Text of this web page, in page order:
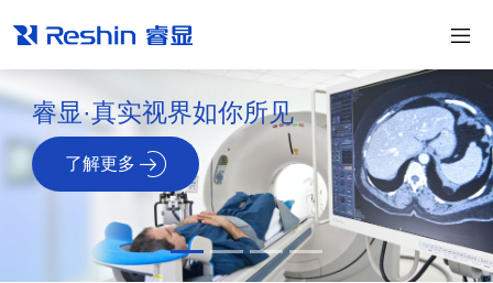
睿显·真实视界如你所见
了解更多